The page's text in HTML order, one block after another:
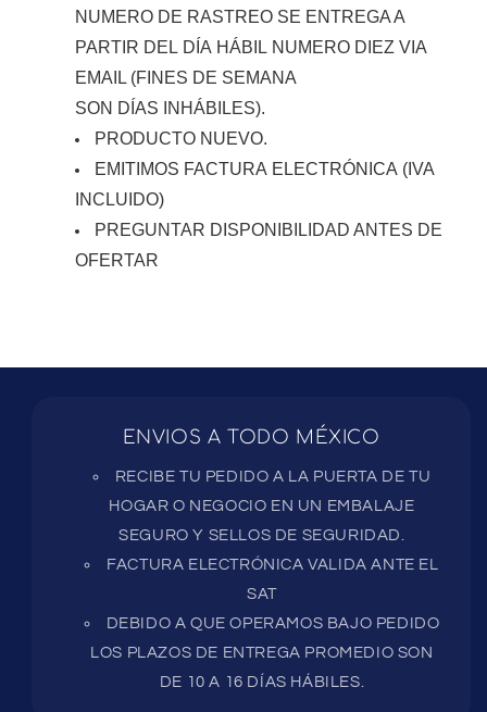
NUMERO DE RASTREO SE ENTREGA A
PARTIR DEL DÍA HÁBIL NUMERO DIEZ VIA
EMAIL (FINES DE SEMANA
SON DÍAS INHÁBILES).
PRODUCTO NUEVO.
EMITIMOS FACTURA ELECTRÓNICA (IVA
INCLUIDO)
PREGUNTAR DISPONIBILIDAD ANTES DE
OFERTAR
ENVIOS A TODO MÉXICO
RECIBE TU PEDIDO A LA PUERTA DE TU
HOGAR O NEGOCIO EN UN EMBALAJE
SEGURO Y SELLOS DE SEGURIDAD.
FACTURA ELECTRÓNICA VALIDA ANTE EL
SAT
DEBIDO A QUE OPERAMOS BAJO PEDIDO
LOS PLAZOS DE ENTREGA PROMEDIO SON
DE 10 A 16 DÍAS HÁBILES.